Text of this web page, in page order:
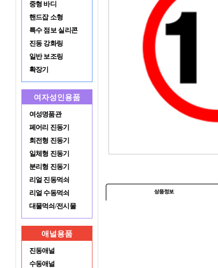
중형 바디
핸드잡 소형
특수 점보 실리콘
진동 강화링
일반 보조링
확장기
여자성인용품
여성명품관
페어리 진동기
회전형 진동기
일체형 진동기
분리형 진동기
리얼 진동먹쇠
리얼 수동먹쇠
대물먹쇠/전시물
애널용품
진동애널
수동애널